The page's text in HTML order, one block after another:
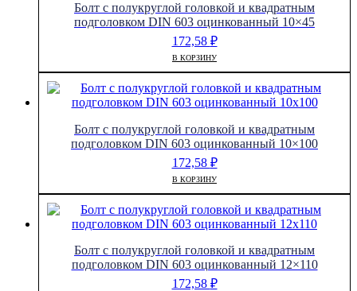
Болт с полукруглой головкой и квадратным
подголовком DIN 603 оцинкованный 10×45
172,58 ₽
В КОРЗИНУ
Болт с полукруглой головкой и квадратным
подголовком DIN 603 оцинкованный 10×100
172,58 ₽
В КОРЗИНУ
Болт с полукруглой головкой и квадратным
подголовком DIN 603 оцинкованный 12×110
172,58 ₽